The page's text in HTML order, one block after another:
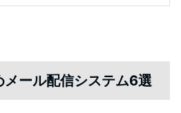
メール配信システム6選